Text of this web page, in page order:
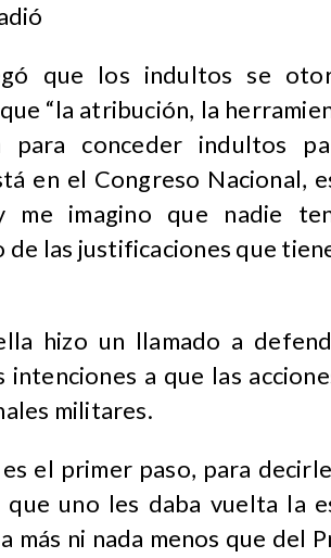
que los indultos se
“la atribución, la
para conceder indultos
en el Congreso Nacional,
me imagino que nadie
de las justificaciones que
hizo un llamado a
intenciones a que las
militares.
el primer paso, para
uno les daba vuelta la
más ni nada menos que del